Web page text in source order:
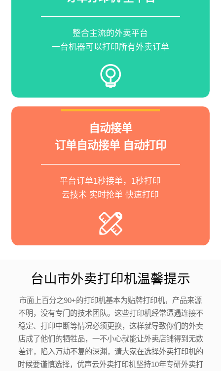
整合主流的外卖平台
一台机器可以打印所有外卖订单
自动接单
订单自动接单 自动打印
平台订单1秒接单，1秒打印
云技术 实时抢单 快速打印
台山市外卖打印机温馨提示
市面上百分之90+的打印机基本为贴牌打印机，产品来源
不明，没有专门的技术团队。这些打印机经常遭遇连接不
稳定、打印中断等情况必须更换，这样就导致你们的外卖
店成了他们的牺牲品，一不小心就能让外卖店铺得到无数
差评，陷入万劫不复的深渊，请大家在选择外卖打印机的
时候要谨慎选择，优声云外卖打印机坚持10年专研外卖打